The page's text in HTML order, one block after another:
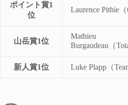
ポイント賞1
位
Laurence Pithie（
山岳賞1位
Mathieu
Burgaudeau（
新人賞1位 Luke Plapp（